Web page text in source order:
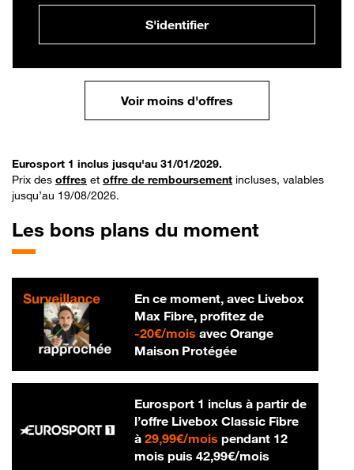
S'identifier
Voir moins d'offres
Eurosport 1 inclus jusqu'au 31/01/2029.
Prix des offres et offre de remboursement incluses, valables
jusqu’au 19/08/2026.
Les bons plans du moment
En ce moment, avec Livebox
Max Fibre, profitez de
-20€/mois20 € par mois
avec Orange
Maison Protégée
Eurosport 1 inclus à partir de
l’offre Livebox Classic Fibre
à 29,99€/mois29,99 € par mois
pendant 12
mois puis 42,99€/mois42,99 € par